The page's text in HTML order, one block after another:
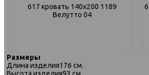
617 кровать 140х200 1189
Велутто 04
Размеры
Длина изделия176 см.
Высота изделия93 см.